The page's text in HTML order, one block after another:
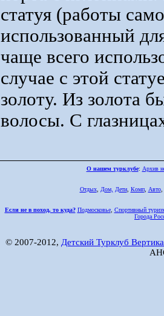
статуя (работы
использованный
чаще всего
случае с этой
золоту. Из золота
волосы. С
О нашем турклубе: Архив
Отдых, Дом, Дети, Комп, Авто,
Если не в поход, то куда? Подмосковье, Спортивный
Города
© 2007-2012, Детский Турклуб